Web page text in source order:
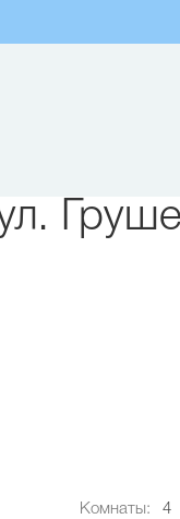
Комнаты:
4